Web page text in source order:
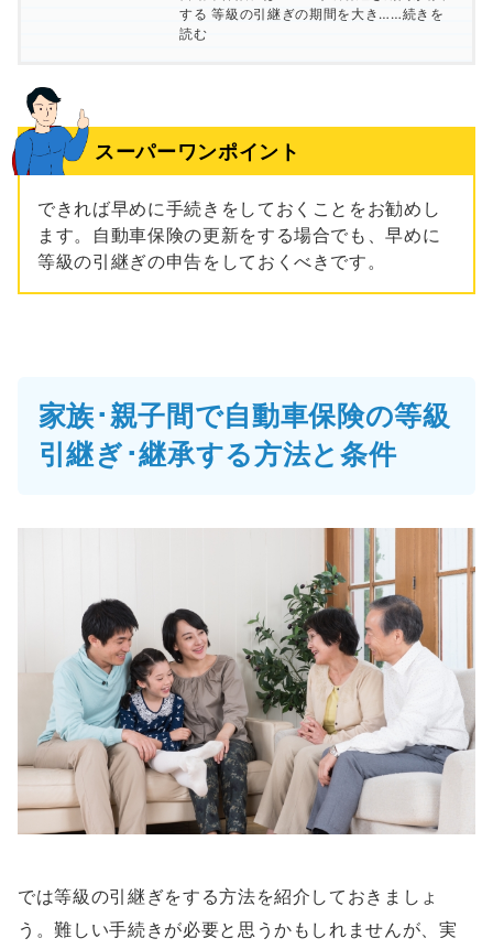
する 等級の引継ぎの期間を大き……続きを
読む
スーパーワンポイント
できれば早めに手続きをしておくことをお勧めし
ます。自動車保険の更新をする場合でも、早めに
等級の引継ぎの申告をしておくべきです。
家族･親子間で自動車保険の等級
引継ぎ･継承する方法と条件
では等級の引継ぎをする方法を紹介しておきましょ
う。難しい手続きが必要と思うかもしれませんが、実